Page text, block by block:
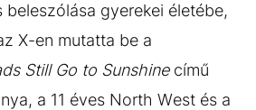
beleszólása gyerekei életébe,
X-en mutatta be a
Still Go to Sunshinecímű
a 11 éves North West és a